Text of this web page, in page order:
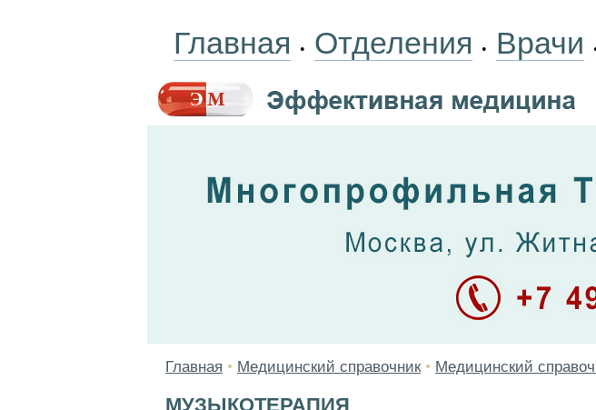
Главная • Отделения • Врачи
Главная • Медицинский справочник • Медицинский
МУЗЫКОТЕРАПИЯ